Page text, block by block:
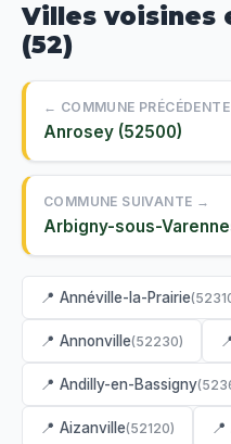
Villes voisines
(52)
← COMMUNE PRÉCÉDENTE
Anrosey (52500)
COMMUNE SUIVANTE →
Arbigny-sous-
📍 Annéville-la-Prairie
📍 Annonville(52230)
📍 Andilly-en-Bassigny
📍 Aizanville(52120)